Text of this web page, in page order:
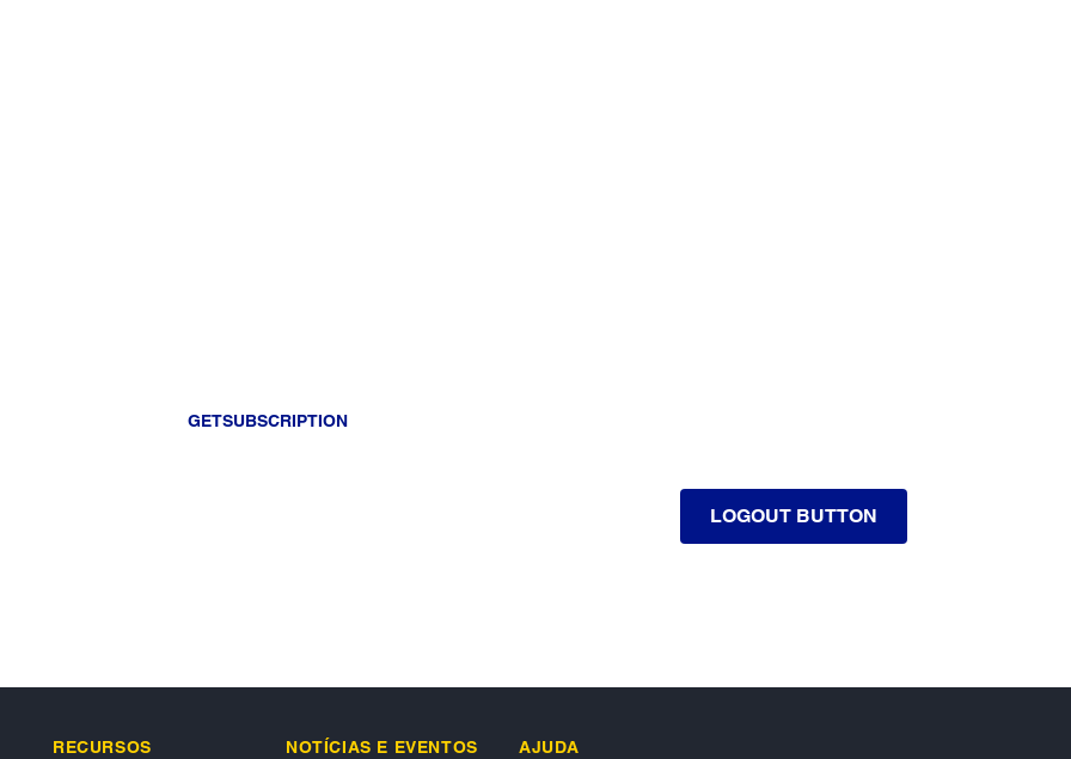
GETSUBSCRIPTION
LOGOUT BUTTON
RECURSOS
NOTÍCIAS E EVENTOS​ AJUDA